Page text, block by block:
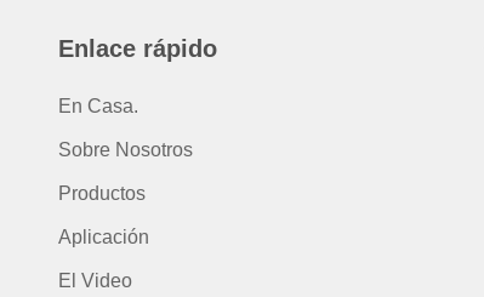
Enlace rápido
En Casa.
Sobre Nosotros
Productos
Aplicación
El Video